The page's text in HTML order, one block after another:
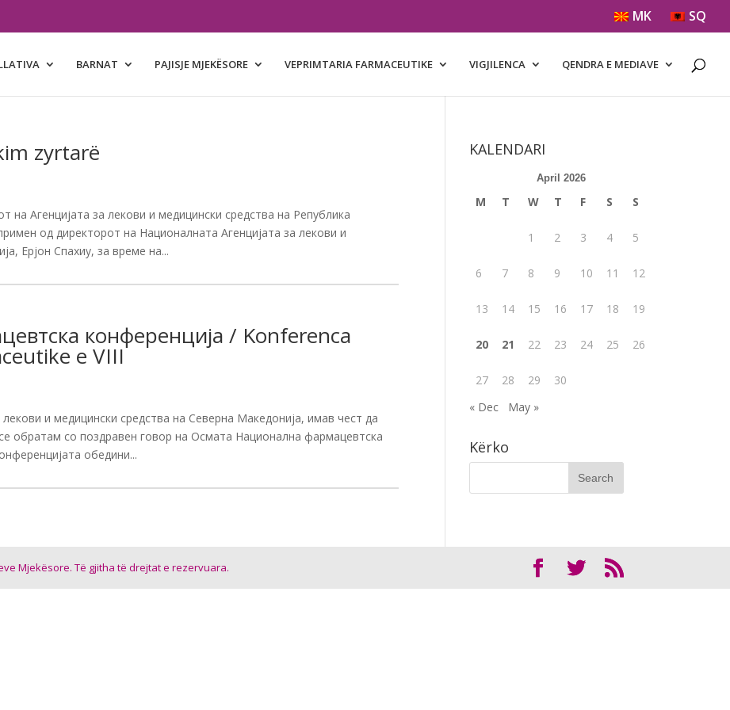
MK SQ
BARNAT PAJISJE MJEKËSORE VEPRIMTARIA FARMACEUTIKE VIGJILENCA QENDRA E MEDIAVE
zyrtarë
на Агенцијата за лекови и медицински средства на Република
од директорот на Националната Агенцијата за лекови и
Ерјон Спахиу, за време на...
конференција / Konferenca
e VIII
и медицински средства на Северна Македонија, имав чест да
обратам со поздравен говор на Осмата Национална фармацевтска
обедини...
KALENDARI
April 2026
M T W T F S S
1 2 3 4 5
6 7 8 9 10 11 12
13 14 15 16 17 18 19
20 21 22 23 24 25 26
27 28 29
30
« Dec
May »
Kërko
Mjekësore. Të gjitha të drejtat e rezervuara.